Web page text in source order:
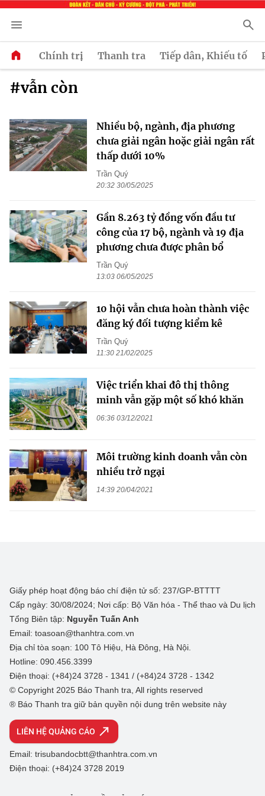
Chính trị Thanh tra Tiếp dân, Khiếu tố
#vẫn còn
Nhiều bộ, ngành, địa phương
chưa giải ngân hoặc giải ngân rất
thấp dưới 10%
Trần Quý
20:32 30/05/2025
Gần 8.263 tỷ đồng vốn đầu tư
công của 17 bộ, ngành và 19 địa
phương chưa được phân bổ
Trần Quý
13:03 06/05/2025
10 hội vẫn chưa hoàn thành việc
đăng ký đối tượng kiểm kê
Trần Quý
11:30 21/02/2025
Việc triển khai đô thị thông
minh vẫn gặp một số khó khăn
06:36 03/12/2021
Môi trường kinh doanh vẫn còn
nhiều trở ngại
14:39 20/04/2021
Giấy phép hoạt động báo chí điện tử số: 237/GP-BTTTT
Cấp ngày: 30/08/2024; Nơi cấp: Bộ Văn hóa - Thể thao và Du lịch
Tổng Biên tập: Nguyễn Tuấn Anh
Email: toasoan@thanhtra.com.vn
Địa chỉ tòa soạn: 100 Tô Hiệu, Hà Đông, Hà Nội.
Hotline: 090.456.3399
Điện thoại: (+84)24 3728 - 1341 / (+84)24 3728 - 1342
© Copyright 2025 Báo Thanh tra, All rights reserved
® Báo Thanh tra giữ bản quyền nội dung trên website này
LIÊN HỆ QUẢNG CÁO
Email: trisubandocbtt@thanhtra.com.vn
Điện thoại: (+84)24 3728 2019